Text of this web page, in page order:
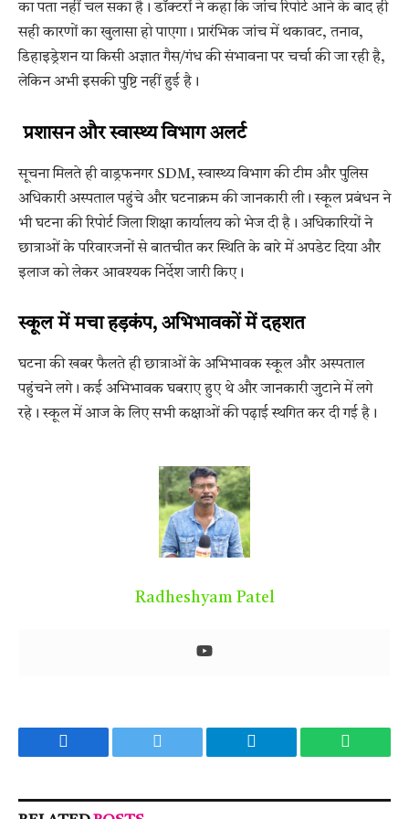
का पता नहीं चल सका है। डॉक्टरों ने कहा कि जांच रिपोर्ट आने के बाद ही
सही कारणों का खुलासा हो पाएगा। प्रारंभिक जांच में थकावट, तनाव,
डिहाइड्रेशन या किसी अज्ञात गैस/गंध की संभावना पर चर्चा की जा रही है,
लेकिन अभी इसकी पुष्टि नहीं हुई है।
प्रशासन और स्वास्थ्य विभाग अलर्ट
सूचना मिलते ही वाड्रफनगर SDM, स्वास्थ्य विभाग की टीम और पुलिस
अधिकारी अस्पताल पहुंचे और घटनाक्रम की जानकारी ली। स्कूल प्रबंधन ने
भी घटना की रिपोर्ट जिला शिक्षा कार्यालय को भेज दी है। अधिकारियों ने
छात्राओं के परिवारजनों से बातचीत कर स्थिति के बारे में अपडेट दिया और
इलाज को लेकर आवश्यक निर्देश जारी किए।
स्कूल में मचा हड़कंप, अभिभावकों में दहशत
घटना की खबर फैलते ही छात्राओं के अभिभावक स्कूल और अस्पताल
पहुंचने लगे। कई अभिभावक घबराए हुए थे और जानकारी जुटाने में लगे
रहे। स्कूल में आज के लिए सभी कक्षाओं की पढ़ाई स्थगित कर दी गई है।
Radheshyam Patel
Facebook Twitter Telegram